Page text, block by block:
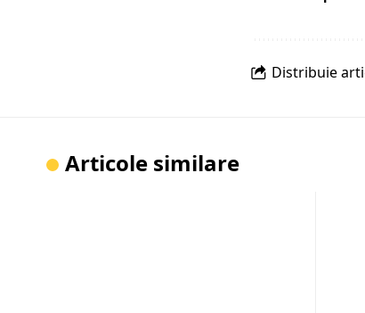
Distribuie
Articole similare